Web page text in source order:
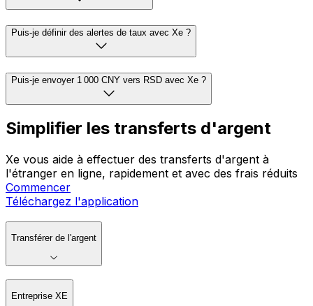
Puis-je définir des alertes de taux avec Xe ?
Puis-je envoyer 1 000 CNY vers RSD avec Xe ?
Simplifier les transferts d'argent
Xe vous aide à effectuer des transferts d'argent à
l'étranger en ligne, rapidement et avec des frais réduits
Commencer
Téléchargez l'application
Transférer de l'argent
Entreprise XE